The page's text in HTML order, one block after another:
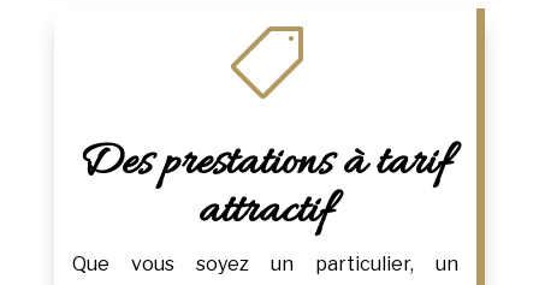

Des prestations à tarif
attractif
Que vous soyez un particulier, un